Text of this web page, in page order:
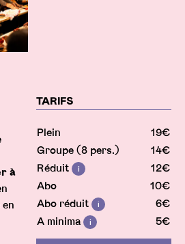
à
TARIFS
Plein
19€
Groupe (8 pers.)
14€
Réduit
Info
12€
Abo
10€
Abo réduit
Info
6€
A minima
Info 5€